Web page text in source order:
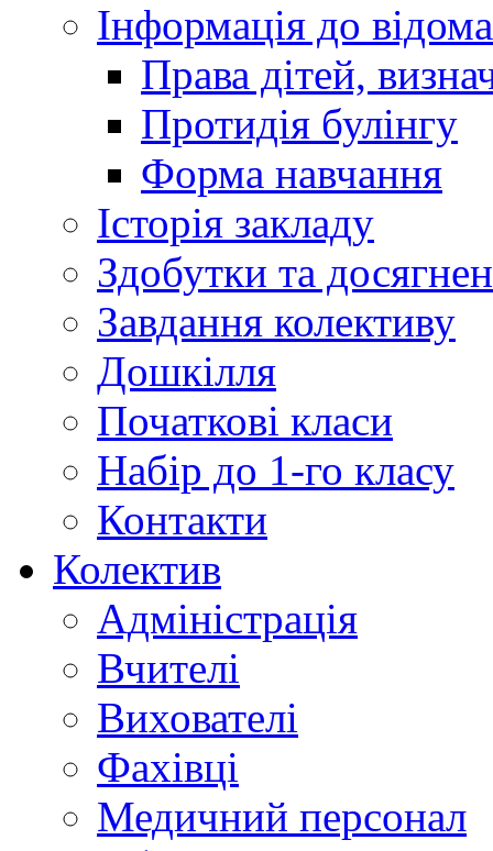
Інформація до відома
Права дітей,
Протидія булінгу
Форма навчання
Історія закладу
Здобутки та
Завдання колективу
Дошкілля
Початкові класи
Набір до 1-го класу
Контакти
Колектив
Адміністрація
Вчителі
Вихователі
Фахівці
Медичний персонал